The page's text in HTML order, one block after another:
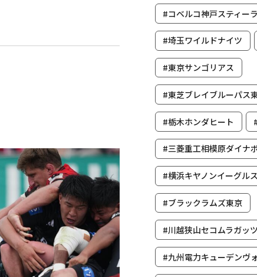
#コベルコ神戸スティー
#埼玉ワイルドナイツ
#東京サンゴリアス
#東芝ブレイブルーパス
#栃木ホンダヒート
#三菱重工相模原ダイナ
#横浜キヤノンイーグルス
#ブラックラムズ東京
#川越狭山セコムラガッツ
#九州電力キューデンヴ